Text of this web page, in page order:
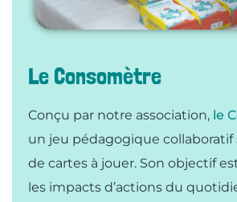
Le Consomètre
Conçu par notre association, le
un jeu pédagogique collaboratif
de cartes à jouer. Son objectif
les impacts d’actions du